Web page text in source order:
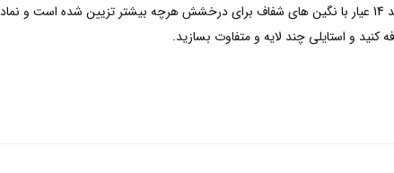
با این چارم ام-ای به زندگی و استایل خود هارمونی، تعادل و عشق بی پایان را بیاورید. این چارم با روکش رزگلد 14 عیار با نگین های شفاف برای درخشش هرچه بیشتر تزیین
و استایلی چند لایه و متفاوت بسازید.